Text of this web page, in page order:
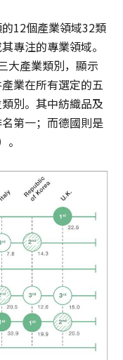
12個產業領域32類
專注的專業領域。
大產業類別，顯示
業在所有選定的五
別。其中紡織品及
第一；而德國則是